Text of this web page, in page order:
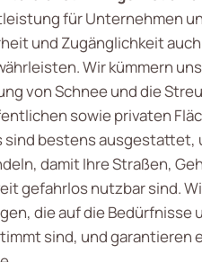
für Unternehmen
und Zugänglichkeit
Wir kümmern
von Schnee und die
sowie privaten
sind bestens ausgestattet,
damit Ihre Straßen,
gefahrlos nutzbar sind.
die auf die Bedürfnisse
sind, und garantieren